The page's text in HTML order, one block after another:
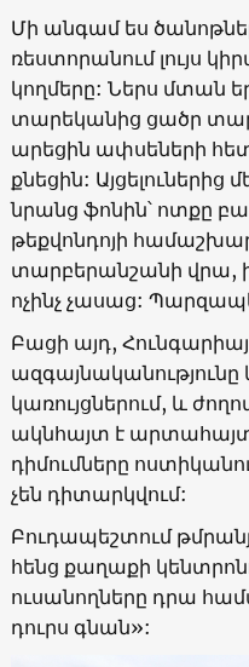
Մի անգամ ես
ռեստորանում լույս
կողմերը: Ներս մտան
տարեկանից ցածր
արեցին ափսեների
քնեցին: Այցելուներից
նրանց ֆոնին՝ ոտքը
թեքվոնդոյի
տարբերանշանի վրա,
ոչինչ չասաց:
Բացի այդ,
կառույցներում, և
ակնհայտ է
դիմումները
չեն դիտարկվում:
Բուդապեշտում
հենց քաղաքի
ուսանողները դրա
դուրս գնան»: